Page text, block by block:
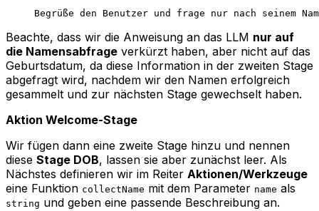
Begrüße den Benutzer und frage nur nach seinem
Beachte, dass wir die Anweisung an das LLM nur auf
die Namensabfrage verkürzt haben, aber nicht auf das
Geburtsdatum, da diese Information in der zweiten Stage
abgefragt wird, nachdem wir den Namen erfolgreich
gesammelt und zur nächsten Stage gewechselt haben.
Aktion Welcome-Stage
Wir fügen dann eine zweite Stage hinzu und nennen
diese Stage DOB, lassen sie aber zunächst leer. Als
Nächstes definieren wir im Reiter Aktionen/Werkzeuge
eine Funktion collectName mit dem Parameter name als
string und geben eine passende Beschreibung an.